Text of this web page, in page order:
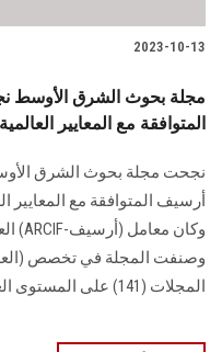
2023-10-13
مجلة بحوث الشرق الأوسط
معامل "أرسيف-ARCIF” المتوافقة مع المعايير العالمية
نجحت مجلة بحوث الشرق
وصنفت المجلة في تخصص
المجلات (141) على المستوى العربي